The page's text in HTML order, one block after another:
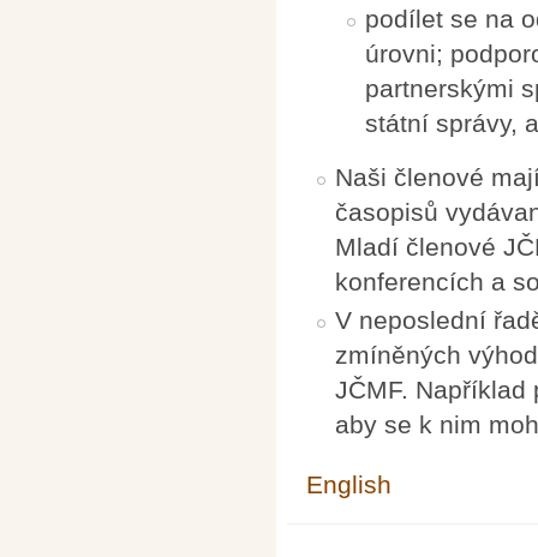
podílet se na
úrovni;
partnerskými
státní správy,
Naši členové
časopisů
Mladí členové
konferencích a
V neposlední
zmíněných
JČMF. Například
aby se k nim
English